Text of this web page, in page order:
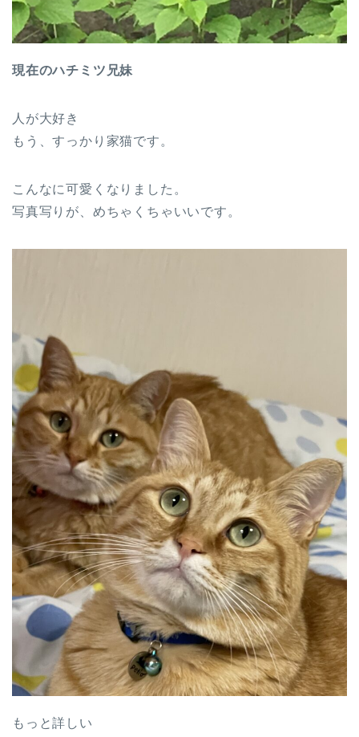
現在のハチミツ兄妹
人が大好き
もう、すっかり家猫です。
こんなに可愛くなりました。
写真写りが、めちゃくちゃいいです。
もっと詳しい